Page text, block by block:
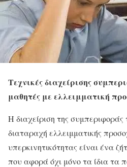
Τεχνικές διαχείρισης
μαθητές με ελλειμματική
Η διαχείριση της
διαταραχή ελλειμματικής
υπερκινητικότητας είναι ένα
που αφορά όχι μόνο τα ίδια τα